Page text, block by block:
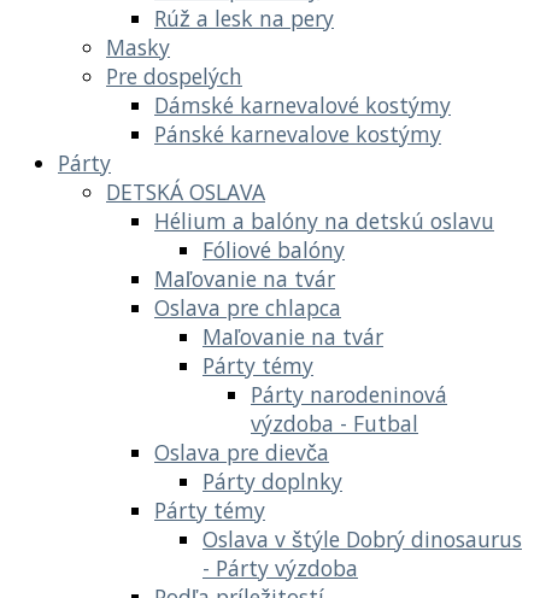
Rúž a lesk na pery
Masky
Pre dospelých
Dámské karnevalové kostýmy
Pánské karnevalove kostýmy
Párty
DETSKÁ OSLAVA
Hélium a balóny na detskú oslavu
Fóliové balóny
Maľovanie na tvár
Oslava pre chlapca
Maľovanie na tvár
Párty témy
Párty narodeninová
výzdoba - Futbal
Oslava pre dievča
Párty doplnky
Párty témy
Oslava v štýle Dobrý dinosaurus
- Párty výzdoba